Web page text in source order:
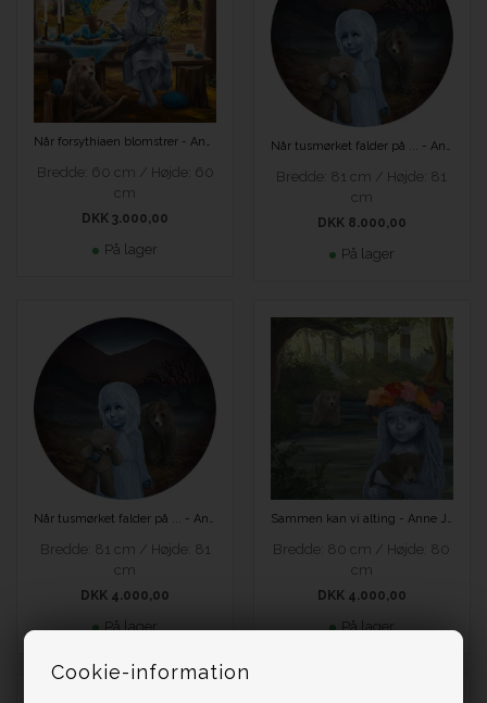
Cookie-information
Når forsythiaen blomstrer - Anne Juul Christophersen
Bredde: 60 cm / Højde: 60
cm
DKK 3.000,00
På lager
Når tusmørket falder på ... - Anne Juul Christophersen
Bredde: 81 cm / Højde: 81
cm
DKK 8.000,00
På lager
Når tusmørket falder på ... - Anne Juul Christophersen
Bredde: 81 cm / Højde: 81
cm
DKK 4.000,00
På lager
Sammen kan vi alting - Anne Juul Christophersen
Bredde: 80 cm / Højde: 80
cm
DKK 4.000,00
På lager